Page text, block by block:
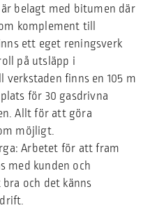
belagt med bitumen där
komplement till
ett eget reningsverk
på utsläpp i
finns en 105 m
för 30 gasdrivna
Allt för att göra
möjligt.
Arbetet för att fram
med kunden och
och det känns